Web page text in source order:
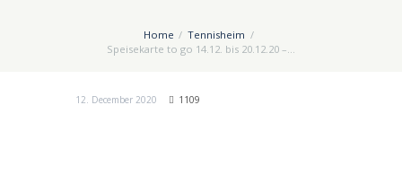
Home
Tennisheim
Speisekarte to go 14.12. bis 20.12.20 –...
12. December 2020 1109